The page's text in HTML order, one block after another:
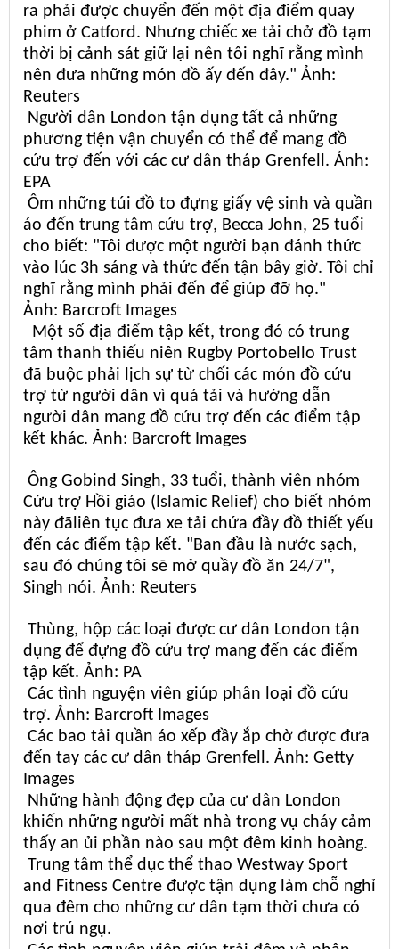
ra phải được chuyển đến một địa điểm quay
phim ở Catford. Nhưng chiếc xe tải chở đồ tạm
thời bị cảnh sát giữ lại nên tôi nghĩ rằng mình
nên đưa những món đồ ấy đến đây." Ảnh:
Reuters
Người dân London tận dụng tất cả những
phương tiện vận chuyển có thể để mang đồ
cứu trợ đến với các cư dân tháp Grenfell. Ảnh:
EPA
Ôm những túi đồ to đựng giấy vệ sinh và quần
áo đến trung tâm cứu trợ, Becca John, 25 tuổi
cho biết: "Tôi được một người bạn đánh thức
vào lúc 3h sáng và thức đến tận bây giờ. Tôi chỉ
nghĩ rằng mình phải đến để giúp đỡ họ."
Ảnh: Barcroft Images
Một số địa điểm tập kết, trong đó có trung
tâm thanh thiếu niên Rugby Portobello Trust
đã buộc phải lịch sự từ chối các món đồ cứu
trợ từ người dân vì quá tải và hướng dẫn
người dân mang đồ cứu trợ đến các điểm tập
kết khác. Ảnh: Barcroft Images
Ông Gobind Singh, 33 tuổi, thành viên nhóm
Cứu trợ Hồi giáo (Islamic Relief) cho biết nhóm
này đãliên tục đưa xe tải chứa đầy đồ thiết yếu
đến các điểm tập kết. "Ban đầu là nước sạch,
sau đó chúng tôi sẽ mở quầy đồ ăn 24/7",
Singh nói. Ảnh: Reuters
Thùng, hộp các loại được cư dân London tận
dụng để đựng đồ cứu trợ mang đến các điểm
tập kết. Ảnh: PA
Các tình nguyện viên giúp phân loại đồ cứu
trợ. Ảnh: Barcroft Images
Các bao tải quần áo xếp đầy ắp chờ được đưa
đến tay các cư dân tháp Grenfell. Ảnh: Getty
Images
Những hành động đẹp của cư dân London
khiến những người mất nhà trong vụ cháy cảm
thấy an ủi phần nào sau một đêm kinh hoàng.
Trung tâm thể dục thể thao Westway Sport
and Fitness Centre được tận dụng làm chỗ nghỉ
qua đêm cho những cư dân tạm thời chưa có
nơi trú ngụ.